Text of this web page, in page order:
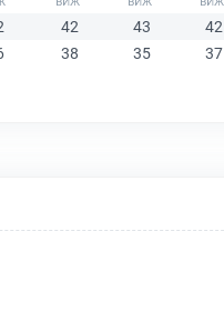
42 43 42
38 35 37